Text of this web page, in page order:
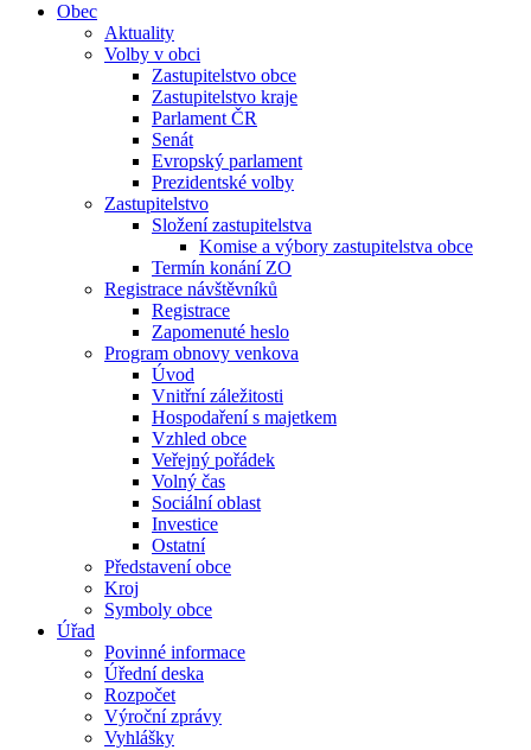
Obec
Aktuality
Volby v obci
Zastupitelstvo obce
Zastupitelstvo kraje
Parlament ČR
Senát
Evropský parlament
Prezidentské volby
Zastupitelstvo
Složení zastupitelstva
Komise a výbory zastupitelstva obce
Termín konání ZO
Registrace návštěvníků
Registrace
Zapomenuté heslo
Program obnovy venkova
Úvod
Vnitřní záležitosti
Hospodaření s majetkem
Vzhled obce
Veřejný pořádek
Volný čas
Sociální oblast
Investice
Ostatní
Představení obce
Kroj
Symboly obce
Úřad
Povinné informace
Úřední deska
Rozpočet
Výroční zprávy
Vyhlášky